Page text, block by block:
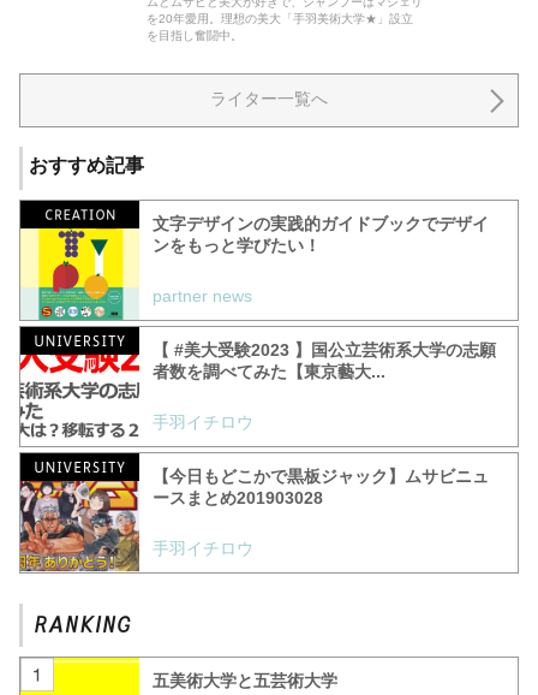
を20年愛用。理想の美大「手羽美術大学★」設立
を目指し奮闘中。
ライター一覧へ
おすすめ記事
文字デザインの実践的ガイドブックでデザイ
ンをもっと学びたい！
partner news
【 #美大受験2023 】国公立芸術系大学の志願
者数を調べてみた【東京藝大...
手羽イチロウ
【今日もどこかで黒板ジャック】ムサビニュ
ースまとめ201903028
手羽イチロウ
五美術大学と五芸術大学